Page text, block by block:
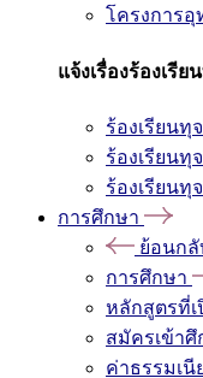
โครงการอุ
แจ้งเรื่องร้องเรีย
ร้องเรียนทุ
ร้องเรียน
ร้องเรียน
การศึกษา
ย้อนกลั
การศึกษา
หลักสูตรที่
สมัครเข้าศึ
ค่าธรรมเ